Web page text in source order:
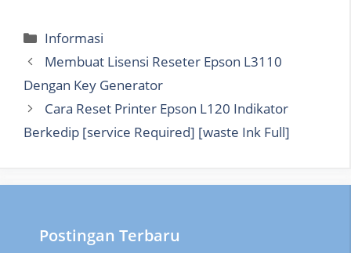
Categories
Informasi
Membuat Lisensi Reseter Epson L3110
Dengan Key Generator
Cara Reset Printer Epson L120 Indikator
Berkedip [service Required] [waste Ink Full]
Postingan Terbaru